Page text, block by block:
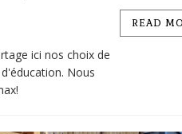
READ
ici nos choix de
Nous